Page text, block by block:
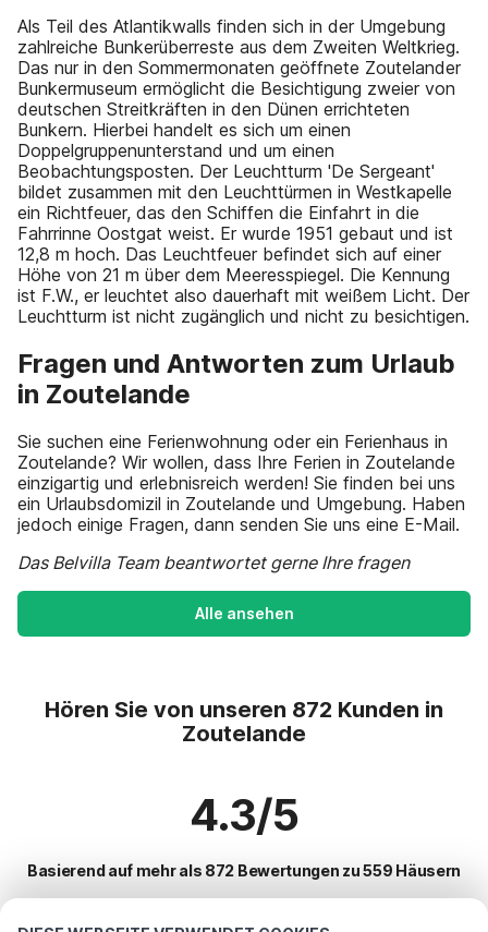
Als Teil des Atlantikwalls finden sich in der Umgebung
zahlreiche Bunkerüberreste aus dem Zweiten Weltkrieg.
Das nur in den Sommermonaten geöffnete Zoutelander
Bunkermuseum ermöglicht die Besichtigung zweier von
deutschen Streitkräften in den Dünen errichteten
Bunkern. Hierbei handelt es sich um einen
Doppelgruppenunterstand und um einen
Beobachtungsposten. Der Leuchtturm 'De Sergeant'
bildet zusammen mit den Leuchttürmen in Westkapelle
ein Richtfeuer, das den Schiffen die Einfahrt in die
Fahrrinne Oostgat weist. Er wurde 1951 gebaut und ist
12,8 m hoch. Das Leuchtfeuer befindet sich auf einer
Höhe von 21 m über dem Meeresspiegel. Die Kennung
ist F.W., er leuchtet also dauerhaft mit weißem Licht. Der
Leuchtturm ist nicht zugänglich und nicht zu besichtigen.
Fragen und Antworten zum Urlaub
in Zoutelande
Sie suchen eine Ferienwohnung oder ein Ferienhaus in
Zoutelande? Wir wollen, dass Ihre Ferien in Zoutelande
einzigartig und erlebnisreich werden! Sie finden bei uns
ein Urlaubsdomizil in Zoutelande und Umgebung. Haben
jedoch einige Fragen, dann senden Sie uns eine E-Mail.
Das Belvilla Team beantwortet gerne Ihre fragen
Alle ansehen
Hören Sie von unseren 872 Kunden in
Zoutelande
4.3/5
Basierend auf mehr als 872 Bewertungen zu 559 Häusern